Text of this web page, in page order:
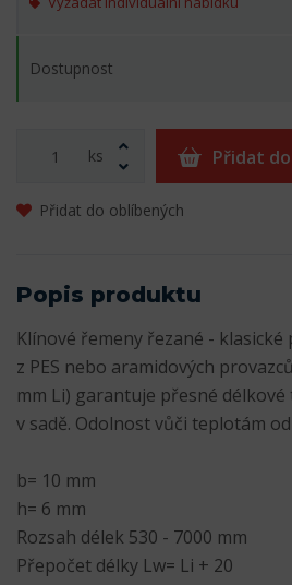
Dostupnost
ks Přidat
Přidat do oblíbených
Popis produktu
Klínové řemeny řezané -
z PES nebo aramidových
mm Li) garantuje přesné
v sadě. Odolnost vůči teplotám od
b= 10 mm
h= 6 mm
Rozsah délek 530 - 7000 mm
Přepočet délky Lw= Li + 20